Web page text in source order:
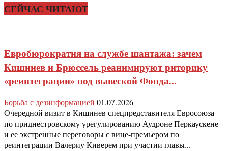
СЕЙЧАС ЧИТАЮТ
Евробюрократия на службе шантажа: зачем
Кишинев и Брюссель реанимируют риторику
«реинтеграции» под вывеской Фонда...
Борьба с дезинформацией 01.07.2026
Очередной визит в Кишинев спецпредставителя Евросоюза
по приднестровскому урегулированию Аудроне Перкаускене
и ее экстренные переговоры с вице-премьером по
реинтеграции Валериу Киверем при участии главы...